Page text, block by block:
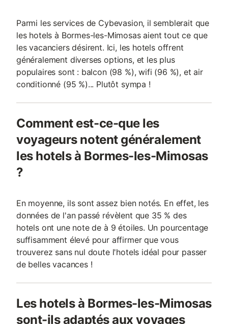
Parmi les services de Cybevasion, il semblerait que
les hotels à Bormes-les-Mimosas aient tout ce que
les vacanciers désirent. Ici, les hotels offrent
généralement diverses options, et les plus
populaires sont : balcon (98 %), wifi (96 %), et air
conditionné (95 %)... Plutôt sympa !
Comment est-ce-que les
voyageurs notent généralement
les hotels à Bormes-les-Mimosas
?
En moyenne, ils sont assez bien notés. En effet, les
données de l'an passé révèlent que 35 % des
hotels ont une note de à 9 étoiles. Un pourcentage
suffisamment élevé pour affirmer que vous
trouverez sans nul doute l'hotels idéal pour passer
de belles vacances !
Les hotels à Bormes-les-Mimosas
sont-ils adaptés aux voyages